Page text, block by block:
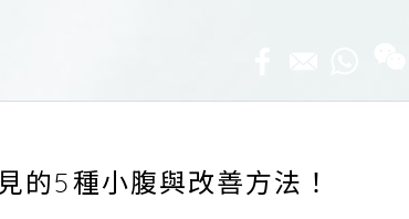
的5種小腹與改善方法！